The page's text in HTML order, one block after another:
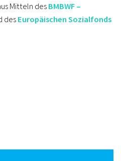
Mitteln desBMBWF –
desEuropäischen Sozialfonds